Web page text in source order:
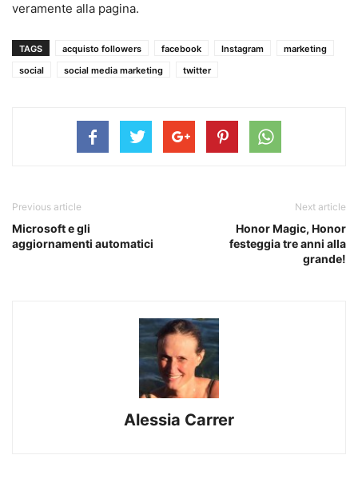
veramente alla pagina.
TAGS acquisto followers facebook Instagram
marketing
social
social media marketing twitter
Previous article
Microsoft e gli
aggiornamenti automatici
Next article
Honor Magic, Honor
festeggia tre anni alla
grande!
Alessia Carrer